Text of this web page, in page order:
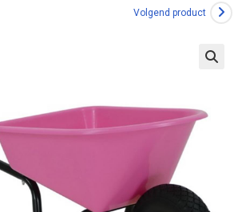
Volgend product